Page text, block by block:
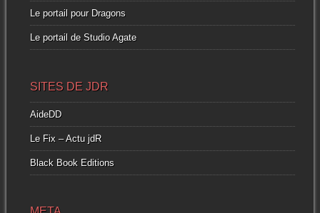
Le portail pour Dragons
Le portail de Studio Agate
SITES DE JDR
AideDD
Le Fix – Actu jdR
Black Book Editions